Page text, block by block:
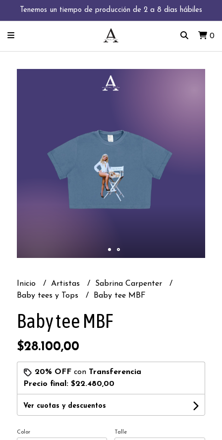
Tenemos un tiempo de producción de 2 a 8 días hábiles
0
Inicio Artistas
Sabrina Carpenter
Baby tees y Tops
Baby tee MBF
Baby tee MBF
$28.100,00
20% OFFcon Transferencia
Precio final: $22.480,00
Ver cuotas y descuentos
Color Talle